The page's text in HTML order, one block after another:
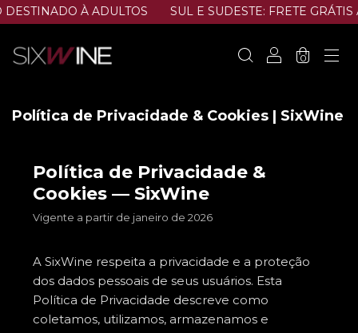
À ADULTOS SUL E SUDESTE: FRETE
0
Política de Privacidade & Cookies | SixWine
Política de Privacidade &
Cookies — SixWine
Vigente a partir de janeiro de 2026
A SixWine respeita a privacidade e a proteção
dos dados pessoais de seus usuários. Esta
Política de Privacidade descreve como
coletamos, utilizamos, armazenamos e